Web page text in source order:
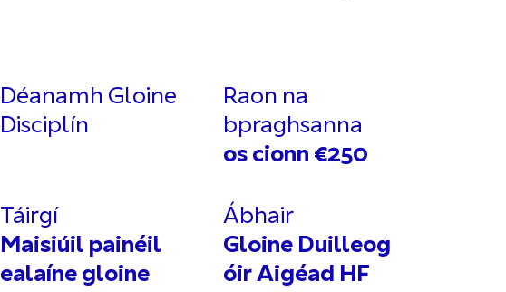
Déanamh Gloine
Disciplín
Raon na
bpraghsanna
os cionn €250
Táirgí
Maisiúil painéil
ealaíne gloine
Ábhair
Gloine Duilleog
óir Aigéad HF